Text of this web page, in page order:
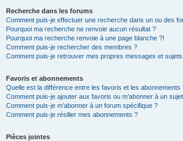
Recherche dans les forums
Comment puis-je effectuer une recherche dans un ou des
Pourquoi ma recherche ne renvoie aucun résultat ?
Pourquoi ma recherche renvoie à une page blanche ?!
Comment puis-je rechercher des membres ?
Comment puis-je retrouver mes propres messages et
Favoris et abonnements
Quelle est la différence entre les favoris et les abonnements
Comment puis-je ajouter aux favoris ou m’abonner à un
Comment puis-je m’abonner à un forum spécifique ?
Comment puis-je résilier mes abonnements ?
Pièces jointes